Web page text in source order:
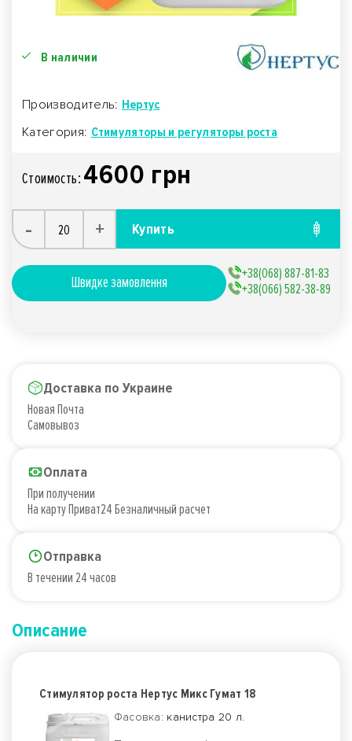
В наличии
Производитель: Нертус
Категория: Стимуляторы и регуляторы роста
Стоимость: 4600 грн
- + Купить
Швидке замовлення
+38(068) 887-81-83
+38(066) 582-38-89
Доставка по Украине
Новая Почта
Самовывоз
Оплата
При получении
На карту Приват24 Безналичный расчет
Отправка
В течении 24 часов
Описание
Стимулятор роста Нертус Микс Гумат 18
Фасовка: канистра 20 л.